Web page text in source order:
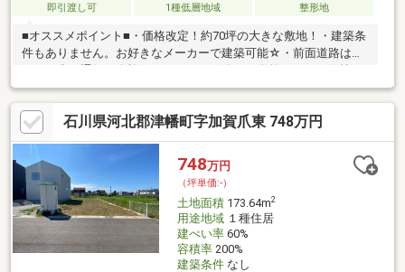
即引渡し可
1種低層地域 整形地
■オススメポイント■・価格改定！約70坪の大きな敷地！・建築条
件もありません。お好きなメーカーで建築可能☆・前面道路は約
６ｍ。車の通行も余裕があります。・静かで自然あふれる気持ち
のいい環境。・上下水道の引込みは買主様の実費負担となりま
す。・現況、擁壁・高低差あり。工事が必要となる場合がありま
すが その分土地価格を抑えることができます。■アクセス■・中
津幡駅まで徒歩8分。・津幡町営バス グリーンハイツ口まで徒歩
２分。・津幡町の中心地へ車ですぐの便利なところ♪■サポート
■・商談から引渡しまで経験豊富なスタッフが丁寧にサポートい
たします。ぜひ一度お問合せ下さい！
石川県河北郡津幡町字加賀爪東 748万円
748万円
（坪単価:-）
土地面積173.64m2
用途地域１種住居
建ぺい率60%
容積率200%
建築条件なし